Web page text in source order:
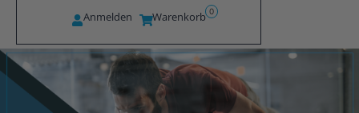
Anmelden Warenkorb 0